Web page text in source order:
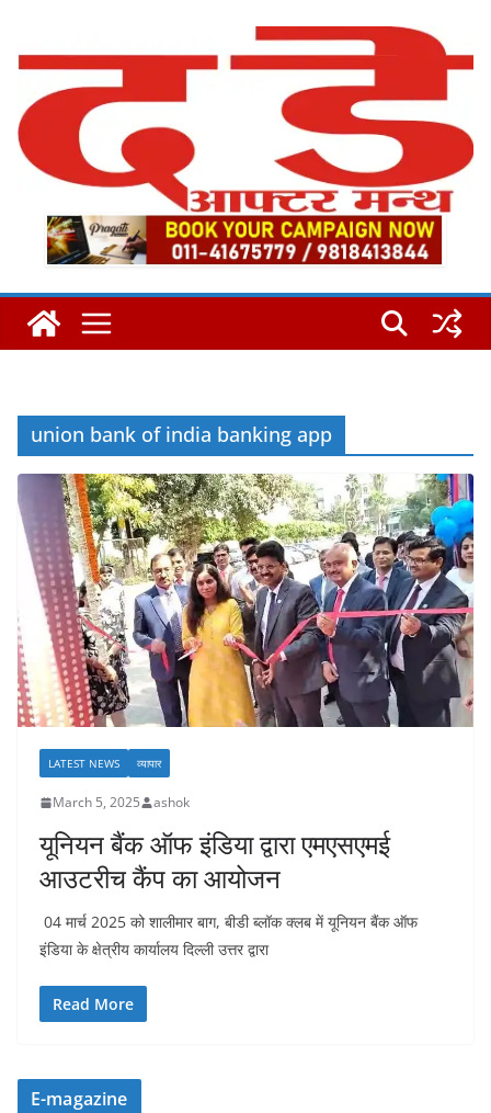
content
union bank of india banking app
LATEST NEWS व्यापार
March 5, 2025 ashok
यूनियन बैंक ऑफ इंडिया द्वारा एमएसएमई
आउटरीच कैंप का आयोजन
04 मार्च 2025 को शालीमार बाग, बीडी ब्लॉक क्लब में यूनियन बैंक ऑफ
इंडिया के क्षेत्रीय कार्यालय दिल्ली उत्तर द्वारा
Read More
E-magazine